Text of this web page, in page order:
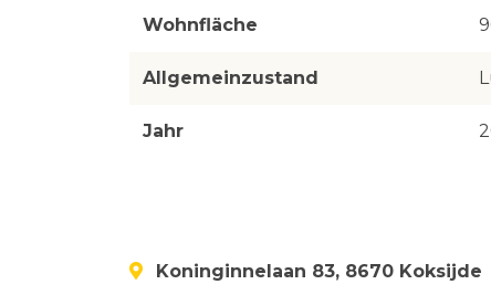
Wohnfläche
Allgemeinzustand
Jahr
Koninginnelaan 83, 8670 Koksijde